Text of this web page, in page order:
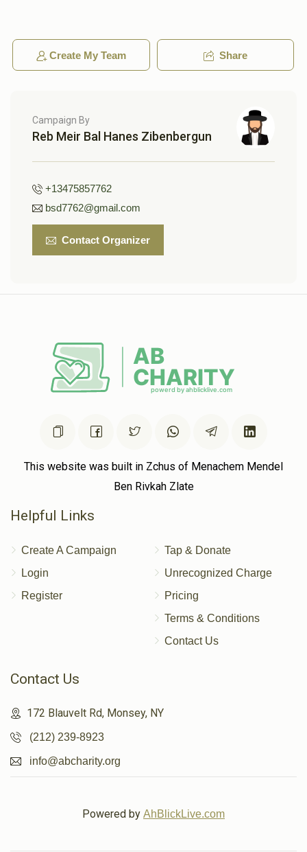
Create My Team Share
Campaign By
Reb Meir Bal Hanes Zibenbergun
+13475857762
bsd7762@gmail.com
Contact Organizer
This website was built in Zchus of Menachem Mendel
Ben Rivkah Zlate
Helpful Links
Create A Campaign
Login
Register
Tap & Donate
Unrecognized Charge
Pricing
Terms & Conditions
Contact Us
Contact Us
172 Blauvelt Rd, Monsey, NY
(212) 239-8923
info@abcharity.org
Powered by AhBlickLive.com